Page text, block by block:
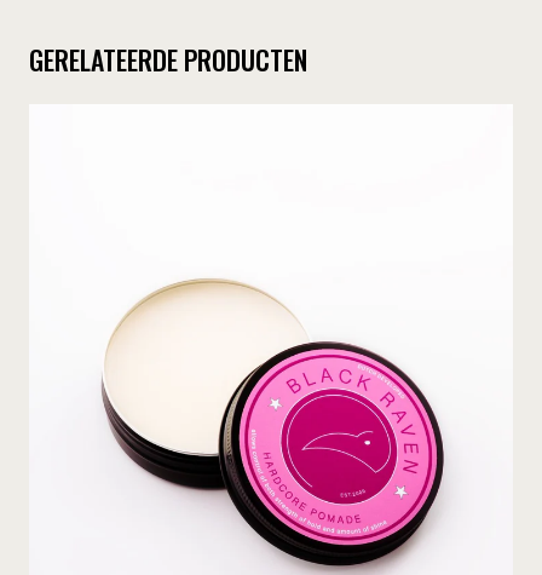
GERELATEERDE PRODUCTEN